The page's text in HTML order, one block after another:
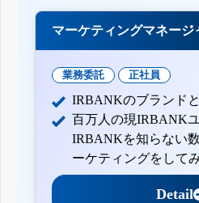
マーケティングマネージ
業務委託 正社員
IRBANKのブランド
百万人の現IRBANK
IRBANKを知らない
ーケティングをして
Detail